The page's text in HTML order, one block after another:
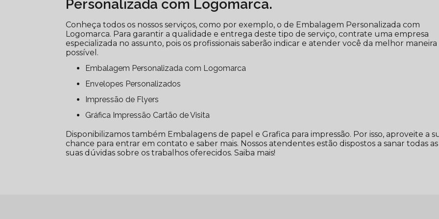
Personalizada com Logomarca.
Conheça todos os nossos serviços, como por exemplo, o de Embalagem Personalizada com
Logomarca. Para garantir a qualidade e entrega deste tipo de serviço, contrate uma empresa
especializada no assunto, pois os profissionais saberão indicar e atender você da melhor maneira
possível.
Embalagem Personalizada com Logomarca
Envelopes Personalizados
Impressão de Flyers
Gráfica Impressão Cartão de Visita
Disponibilizamos também Embalagens de papel e Grafica para impressão. Por isso, aproveite a
chance para entrar em contato e saber mais. Nossos atendentes estão dispostos a sanar todas as
suas dúvidas sobre os trabalhos oferecidos. Saiba mais!